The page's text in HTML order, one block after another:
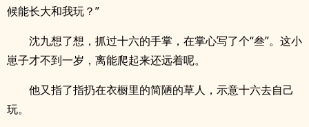
候能长大和我玩？”
沈九想了想，抓过十六的手掌，在掌心写了个“叁”。这小
崽子才不到一岁，离能爬起来还远着呢。
他又指了指扔在衣橱里的简陋的草人，示意十六去自己
玩。